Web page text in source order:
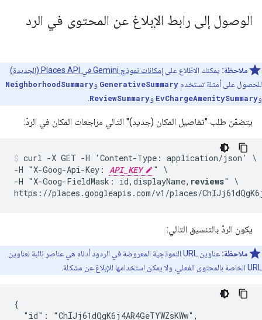
الوصول إلى رابط الإبلاغ عن المحتوى في الرد
ملاحظة: يمكنك الاطّلاع على إمكانات نموذج Gemini في Places API (الجديدة)
للحصول على أمثلة تستخدم GenerativeSummary وNeighborhoodSummary
وEvChargeAmenitySummary وReviewSummary
يتضمّن طلب "تفاصيل المكان (جديد)" التالي مراجعات المكان في الردّ:
curl -X GET -H 'Content-Type: application/json' \
-H "X-Goog-Api-Key: API_KEY
" \
-H "X-Goog-FieldMask: id,displayName, reviews" \
يكون الردّ بالتنسيق التالي:
ملاحظة:
عناوين URL النموذجية المعروضة في الردود أدناه هي عناصر نائبة لعناوين
URL الخاصة بالمحتوى الفعلي، ولا يمكن استخدامها للإبلاغ عن مشكلة.
{
  "id": "ChIJj61dQgK6j4AR4GeTYWZsKWw",